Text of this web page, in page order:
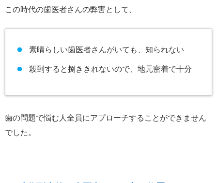
この時代の歯医者さんの弊害として、
素晴らしい歯医者さんがいても、知られない
殺到すると捌ききれないので、地元密着で十分
歯の問題で悩む人全員にアプローチすることができません
でした。